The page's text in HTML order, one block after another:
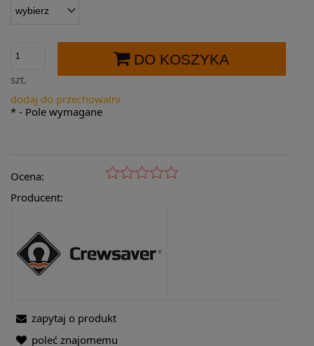
szt.
DO KOSZYKA
dodaj do przechowalni
* - Pole wymagane
Ocena:
Producent:
zapytaj o produkt
poleć znajomemu